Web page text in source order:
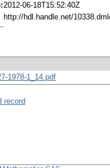
2012-06-18T15:52:40Z
http://hdl.handle.net/
1978-1_14.pdf
record